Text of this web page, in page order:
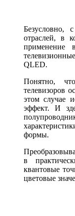
Безусловно,
отраслей, в
QLED.
Понятно,
телевизоров
этом случае
эффект. И
формы.
в
квантовые
цветовые